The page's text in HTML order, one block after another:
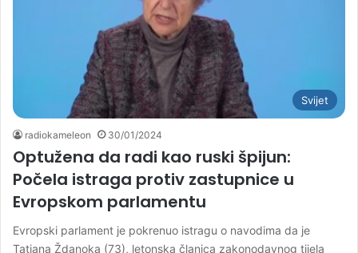
Svijet
radiokameleon 30/01/2024
Optužena da radi kao ruski špijun:
Počela istraga protiv zastupnice u
Evropskom parlamentu
Evropski parlament je pokrenuo istragu o navodima da je
Tatjana Ždanoka (73), letonska članica zakonodavnog tijela